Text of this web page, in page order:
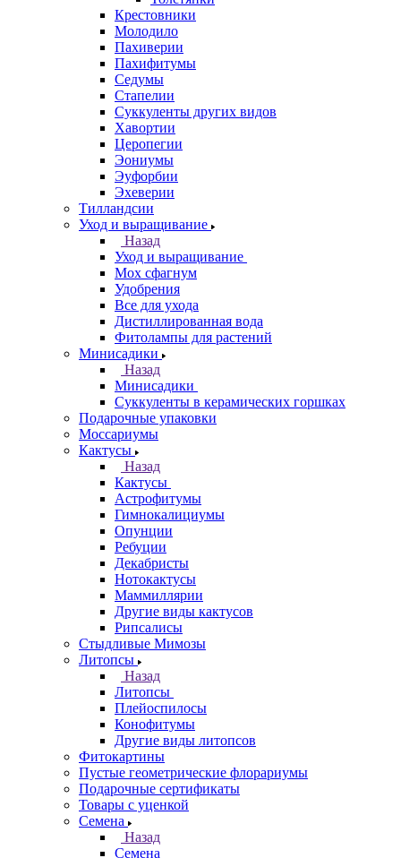
Крестовники
Молодило
Пахиверии
Пахифитумы
Седумы
Стапелии
Суккуленты других видов
Хавортии
Церопегии
Эониумы
Эуфорбии
Эхеверии
Тилландсии
Уход и выращивание
Назад
Уход и выращивание
Мох сфагнум
Удобрения
Все для ухода
Дистиллированная вода
Фитолампы для растений
Минисадики
Назад
Минисадики
Суккуленты в керамических горшках
Подарочные упаковки
Моссариумы
Кактусы
Назад
Кактусы
Астрофитумы
Гимнокалициумы
Опунции
Ребуции
Декабристы
Нотокактусы
Маммиллярии
Другие виды кактусов
Рипсалисы
Стыдливые Мимозы
Литопсы
Назад
Литопсы
Плейоспилосы
Конофитумы
Другие виды литопсов
Фитокартины
Пустые геометрические флорариумы
Подарочные сертификаты
Товары с уценкой
Семена
Назад
Семена